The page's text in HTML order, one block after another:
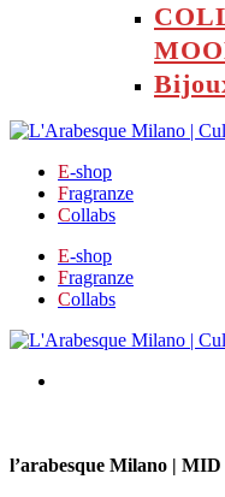
E-shop
Fragranze
Collabs
E-shop
Fragranze
Collabs
l’arabesque Milano |